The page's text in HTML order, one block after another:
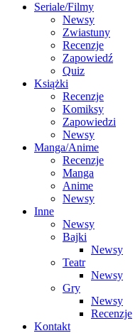
Seriale/Filmy
Newsy
Zwiastuny
Recenzje
Zapowiedź
Quiz
Książki
Recenzje
Komiksy
Zapowiedzi
Newsy
Manga/Anime
Recenzje
Manga
Anime
Newsy
Inne
Newsy
Bajki
Newsy
Teatr
Newsy
Gry
Newsy
Recenzje
Kontakt